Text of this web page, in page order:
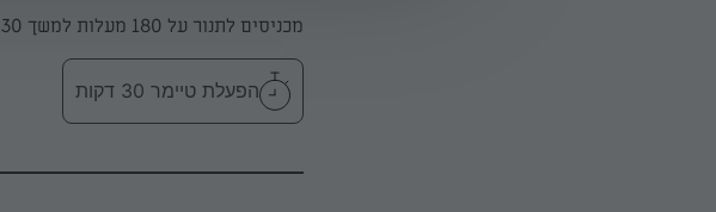
מכניסים לתנור על 180 מעלות למשך 20-30 דקות או עד שזהוב וקריספי.
הפעלת טיימר 30 דקות